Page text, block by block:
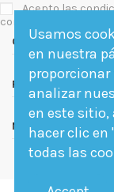
Acepto las
confidencialidad
Contact us
Follow us
Newsletter
Usamos
en nuestra
proporcionar
analizar
en este sitio,
hacer clic en
todas las